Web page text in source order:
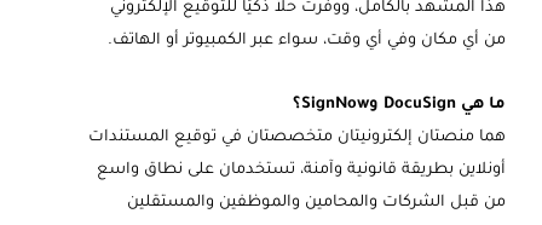
هذا المشهد بالكامل، ووفرت حلاً ذكيًا للتوقيع الإلكتروني
من أي مكان وفي أي وقت، سواء عبر الكمبيوتر أو الهاتف.
ما هي DocuSign وSignNow؟
هما منصتان إلكترونيتان متخصصتان في توقيع المستندات
أونلاين بطريقة قانونية وآمنة، تستخدمان على نطاق واسع
من قبل الشركات والمحامين والموظفين والمستقلين